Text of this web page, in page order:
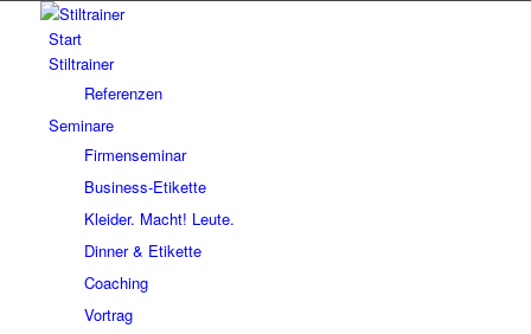
Start
Stiltrainer
Referenzen
Seminare
Firmenseminar
Business-Etikette
Kleider. Macht! Leute.
Dinner & Etikette
Coaching
Vortrag